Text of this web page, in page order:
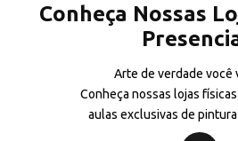
Conheça Nossas
Arte de verdade você
Conheça nossas lojas
aulas exclusivas de